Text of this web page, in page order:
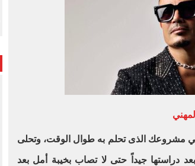
مشروعك الذى تحلم به طوال الوقت، وتحلى
دراستها جيداً حتى لا تصاب بخيبة أمل بعد